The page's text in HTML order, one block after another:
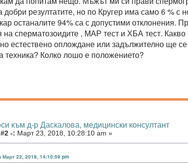
добри резултатите, но по Кругер има само 6 %
останалите 94% са с допустими отклонения.
на сперматозоидите , МАР тест и ХБА тест.
естествено оплождане или задължително ще
техника? Колко лошо е положението?
към д-р Даскалова, медицински консултант
-: Март 23, 2018, 10:28:10 am »
22, 2018, 14:10:59 pm